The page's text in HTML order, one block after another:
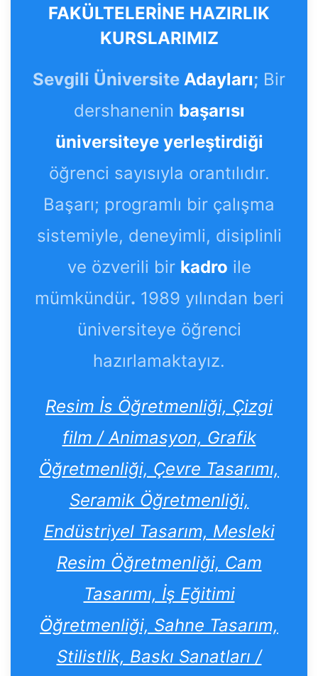
FAKÜLTELERİNE HAZIRLIK
KURSLARIMIZ
Sevgili Üniversite Adayları; Bir
dershanenin başarısı
üniversiteye yerleştirdiği
öğrenci sayısıyla orantılıdır.
Başarı; programlı bir çalışma
sistemiyle, deneyimli, disiplinli
ve özverili bir kadro ile
mümkündür. 1989 yılından beri
üniversiteye öğrenci
hazırlamaktayız.
Resim İs Öğretmenliği, Çizgi
film / Animasyon, Grafik
Öğretmenliği, Çevre Tasarımı,
Seramik Öğretmenliği,
Endüstriyel Tasarım, Mesleki
Resim Öğretmenliği, Cam
Tasarımı, İş Eğitimi
Öğretmenliği, Sahne Tasarım,
Stilistlik, Baskı Sanatları /